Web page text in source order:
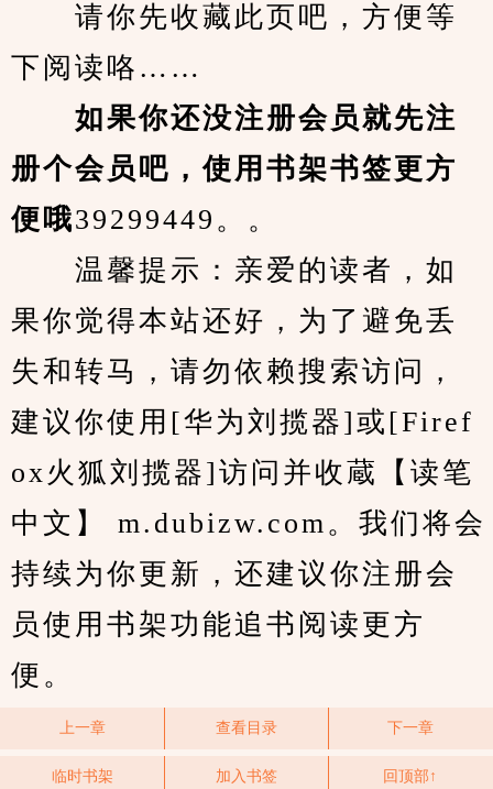
请你先收藏此页吧，方便等
下阅读咯……
如果你还没注册会员就先注
册个会员吧，使用书架书签更方
便哦39299449。。
温馨提示：亲爱的读者，如
果你觉得本站还好，为了避免丢
失和转马，请勿依赖搜索访问，
建议你使用[华为刘揽器]或[Firef
ox火狐刘揽器]访问并收蔵【读笔
中文】 m.dubizw.com。我们将会
持续为你更新，还建议你注册会
员使用书架功能追书阅读更方
便。
上一章 查看目录 下一章
临时书架 加入书签 回顶部↑